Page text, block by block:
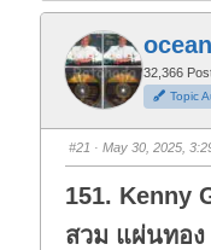
ocean
32,366
Topic
#21 · May 30, 2025,
151. Kenny
สวม แผ่นทอง